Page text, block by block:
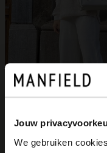
Jouw
We gebruiken